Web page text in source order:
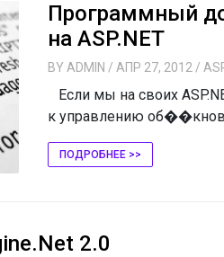
Программный
на ASP.NET
BY ADMIN / АПР 27, 2012 /
Если мы на своих
к управлению
ПОДРОБНЕЕ >>
2.0